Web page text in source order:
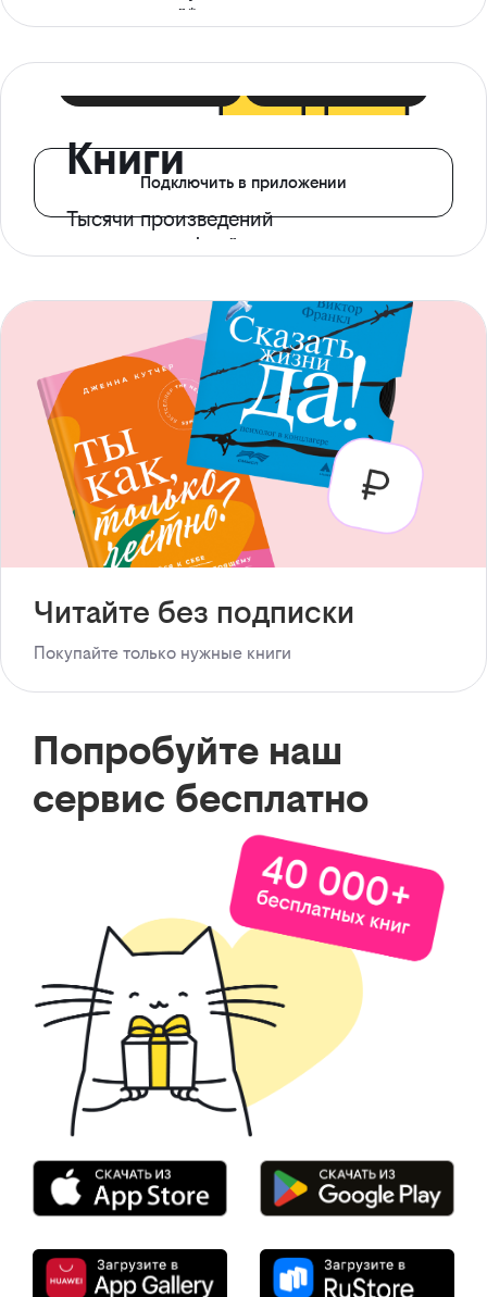
ограничений*
Книги
Тысячи произведений
с доступом офлайн
Подключить в приложении
Читайте без подписки
Покупайте только нужные книги
Попробуйте наш
сервис бесплатно